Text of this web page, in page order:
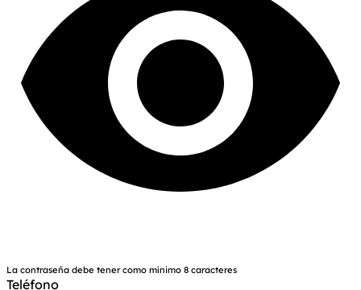
La contraseña debe tener como mínimo 8 caracteres
Teléfono